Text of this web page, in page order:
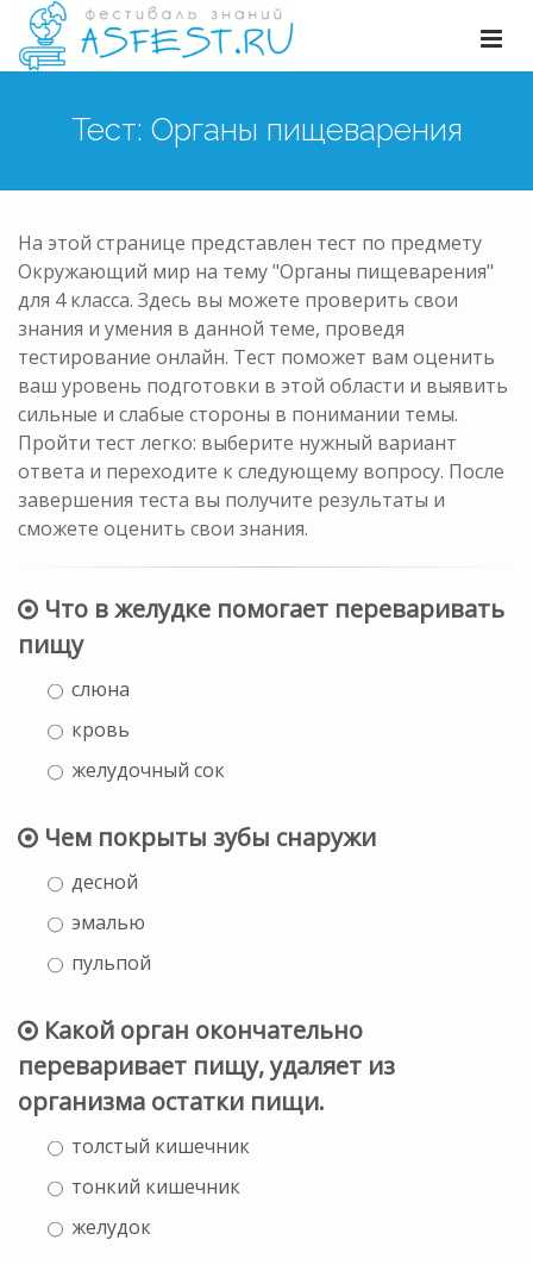
Тест: Органы пищеварения
На этой странице представлен тест по предмету
Окружающий мир на тему "Органы пищеварения"
для 4 класса. Здесь вы можете проверить свои
знания и умения в данной теме, проведя
тестирование онлайн. Тест поможет вам оценить
ваш уровень подготовки в этой области и выявить
сильные и слабые стороны в понимании темы.
Пройти тест легко: выберите нужный вариант
ответа и переходите к следующему вопросу. После
завершения теста вы получите результаты и
сможете оценить свои знания.
Что в желудке помогает переваривать
пищу
слюна
кровь
желудочный сок
Чем покрыты зубы снаружи
десной
эмалью
пульпой
Какой орган окончательно
переваривает пищу, удаляет из
организма остатки пищи.
толстый кишечник
тонкий кишечник
желудок